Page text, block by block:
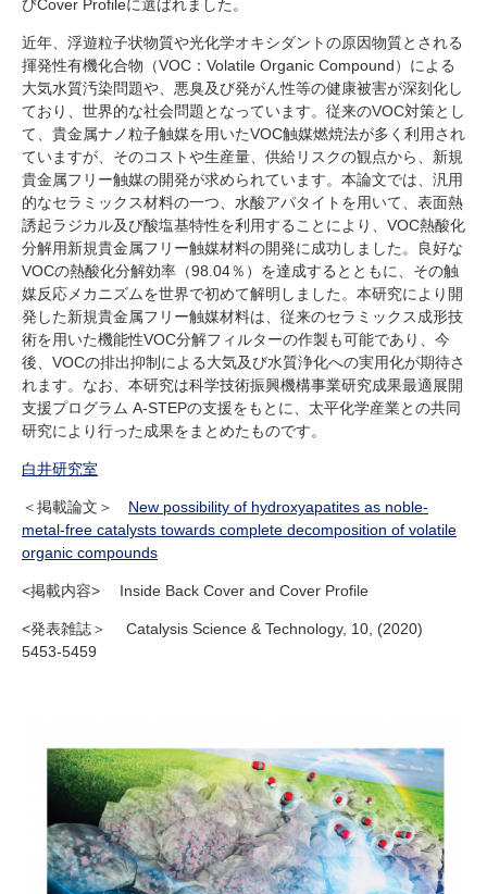
アクセス
キャンパスマップ お問い合わせ
びCover Profileに選ばれました。
近年、浮遊粒子状物質や光化学オキシダントの原因物質とされる
揮発性有機化合物（VOC：Volatile Organic Compound）による
大気水質汚染問題や、悪臭及び発がん性等の健康被害が深刻化し
ており、世界的な社会問題となっています。従来のVOC対策とし
て、貴金属ナノ粒子触媒を用いたVOC触媒燃焼法が多く利用され
ていますが、そのコストや生産量、供給リスクの観点から、新規
貴金属フリー触媒の開発が求められています。本論文では、汎用
的なセラミックス材料の一つ、水酸アパタイトを用いて、表面熱
誘起ラジカル及び酸塩基特性を利用することにより、VOC熱酸化
分解用新規貴金属フリー触媒材料の開発に成功しました。良好な
VOCの熱酸化分解効率（98.04％）を達成するとともに、その触
媒反応メカニズムを世界で初めて解明しました。本研究により開
発した新規貴金属フリー触媒材料は、従来のセラミックス成形技
術を用いた機能性VOC分解フィルターの作製も可能であり、今
後、VOCの排出抑制による大気及び水質浄化への実用化が期待さ
れます。なお、本研究は科学技術振興機構事業研究成果最適展開
支援プログラム A-STEPの支援をもとに、太平化学産業との共同
研究により行った成果をまとめたものです。
白井研究室
＜掲載論文＞ New possibility of hydroxyapatites as noble-
metal-free catalysts towards complete decomposition of volatile
organic compounds
<掲載内容> Inside Back Cover and Cover Profile
<発表雑誌＞ Catalysis Science & Technology, 10, (2020)
5453-5459